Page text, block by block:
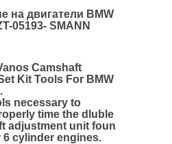
на двигатели BMW
05193- SMANN
Camshaft
Kit Tools For BMW
necessary to
time the dluble
adjustment unit foun
6 cylinder engines.